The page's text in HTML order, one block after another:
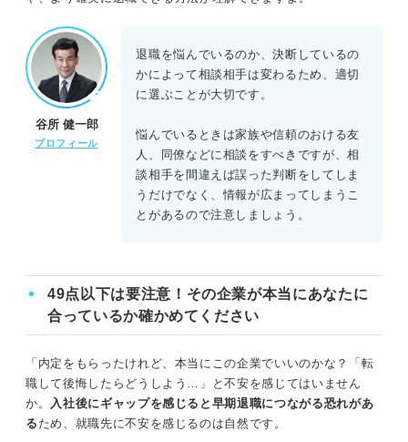
谷所 健一郎
プロフィール
退職を悩んでいるのか、決断しているの
かによって相談相手は変わるため、適切
に選ぶことが大切です。
悩んでいるときは家族や信頼のおける友
人、同僚などに相談をすべきですが、相
談相手を間違えば誤った判断をしてしま
うだけでなく、情報が広まってしまうこ
とがあるので注意しましょう。
49点以下は要注意！その企業が本当にあなたに
合っているか確かめてください
「内定をもらったけれど、本当にこの企業でいいのかな？「転
職して後悔したらどうしよう…」と不安を感じてはいません
か。 入社後にギャップを感じると早期退職につながる恐れがあ
る ため、就職先に不安を感じるのは自然です。
②引き止められることも想定して回答を考えておく
③相手にとって嫌味とならない言葉を選ぶ
キャリアコンサルタントが解説！ 上司に退職の相談をす
るベストなタイミングとは？
①3カ月前：上司に相談・退職日の決定
②1カ月前：退職届の提出
④2週間前〜前日：挨拶回りやデスクの整理